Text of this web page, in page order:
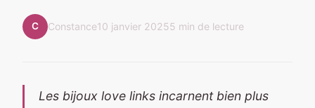
C Constance10 janvier 20255 min de lecture
Les bijoux love links incarnent bien plus